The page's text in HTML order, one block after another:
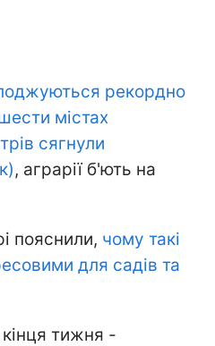
рекордно
містах
сягнули
, аграрії б'ють на
пояснили, чому такі
для садів та
тижня -